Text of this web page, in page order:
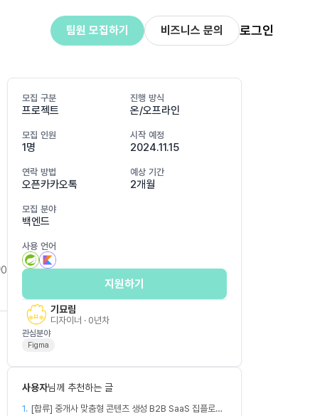
팀원 모집하기 비즈니스 문의 로그인
0
모집 구분
프로젝트
진행 방식
온/오프라인
모집 인원
1명
시작 예정
2024.11.15
연락 방법
오픈카카오톡
예상 기간
2개월
모집 분야
백엔드
사용 언어
지원하기
기묘림
디자이너 · 0년차
관심분야
Figma
사용자님께 추천하는 글
1. [합류] 중개사 맞춤형 콘텐츠 생성 B2B SaaS 집플로우